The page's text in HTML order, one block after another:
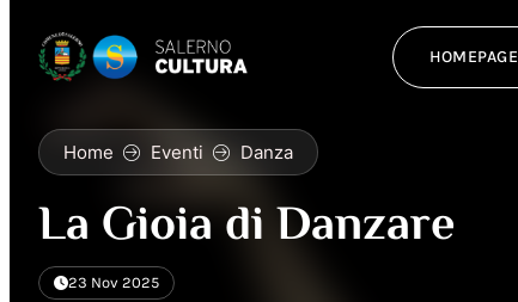
HOMEPAGE
Home Eventi Danza
La Gioia di Danzare
23 Nov 2025